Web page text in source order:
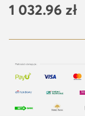
z
o
1 032.96 zł